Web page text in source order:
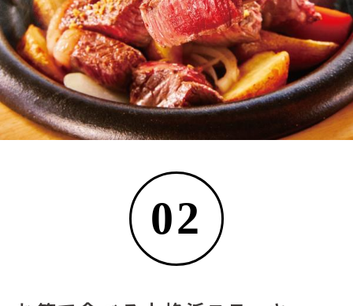
02